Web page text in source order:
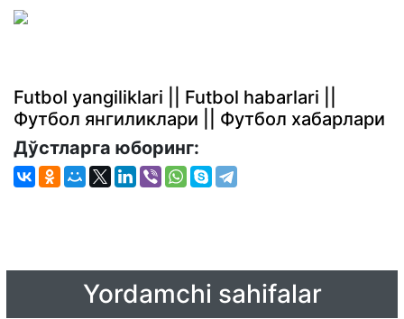
Futbol yangiliklari || Futbol habarlari ||
Футбол янгиликлари || Футбол хабарлари
Дўстларга юборинг:
Yordamchi sahifalar